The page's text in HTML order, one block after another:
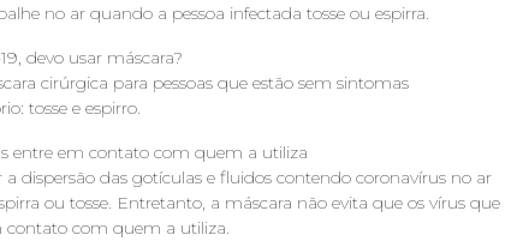
no ar quando a pessoa infectada tosse ou espirra.
devo usar máscara?
cirúrgica para pessoas que estão sem sintomas
tosse e espirro.
entre em contato com quem a utiliza
dispersão das gotículas e fluidos contendo coronavírus no ar
ou tosse. Entretanto, a máscara não evita que os vírus que
contato com quem a utiliza.